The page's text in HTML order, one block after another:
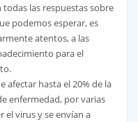
las respuestas sobre
podemos esperar, es
atentos, a las
para el
afectar hasta el 20% de la
enfermedad, por varias
el virus y se envían a